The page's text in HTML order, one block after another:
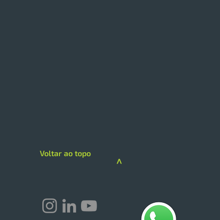
Kérastase e Lancôme
Voltar ao topo
>